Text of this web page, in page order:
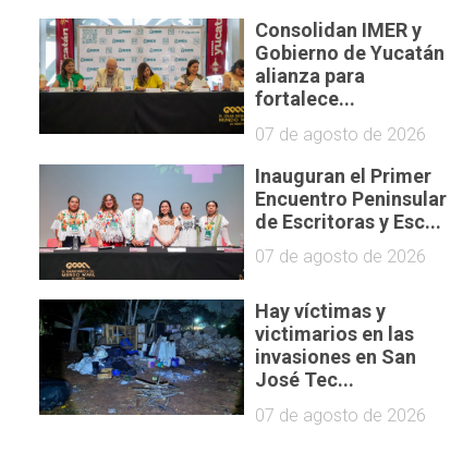
Consolidan IMER y
Gobierno de Yucatán
alianza para
fortalece...
07 de agosto de 2026
Inauguran el Primer
Encuentro Peninsular
de Escritoras y Esc...
07 de agosto de 2026
Hay víctimas y
victimarios en las
invasiones en San
José Tec...
07 de agosto de 2026